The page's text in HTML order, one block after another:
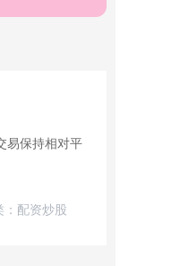
易保持相对平
配资炒股